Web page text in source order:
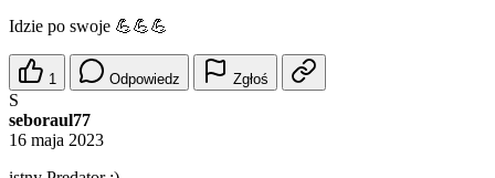
Idzie po swoje 💪💪💪
1 Odpowiedz Zgłoś
S
seboraul77
16 maja 2023